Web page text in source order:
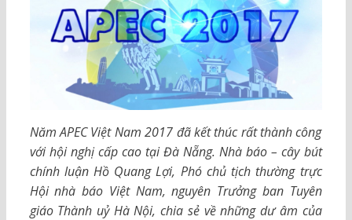
Năm APEC Việt Nam 2017 đã kết thúc rất thành công
với hội nghị cấp cao tại Đà Nẵng. Nhà báo – cây bút
chính luận Hồ Quang Lợi, Phó chủ tịch thường trực
Hội nhà báo Việt Nam, nguyên Trưởng ban Tuyên
giáo Thành uỷ Hà Nội, chia sẻ về những dư âm của